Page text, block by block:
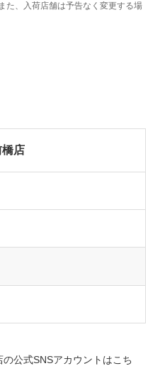
店
公式SNSアカウントはこち